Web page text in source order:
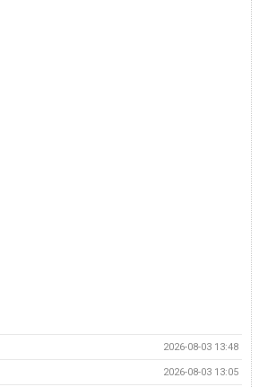
2026-08-03 13:48
2026-08-03 13:05